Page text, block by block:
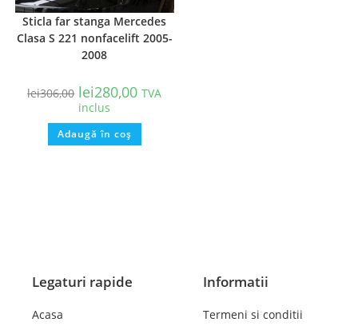
Sticla far stanga Mercedes
Clasa S 221 nonfacelift 2005-
2008
lei306,00 lei280,00 TVA
inclus
Adaugă în coș
Legaturi rapide
Acasa
Informatii
Termeni si conditii